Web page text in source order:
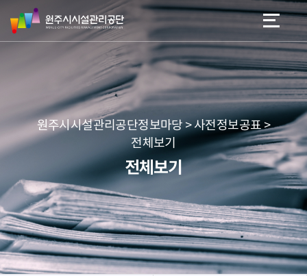
네
본문 바로가기
메뉴 바로가기
원
주
시
리
공
단
원주시시설관리공단정보마당 > 사전정보공표 >
전체보기
전체보기